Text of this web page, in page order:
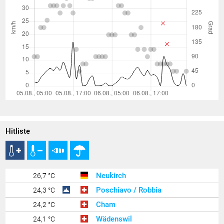
Hitliste
26,7 °C Neukirch
24,3 °C Poschiavo / Robbia
24,2 °C Cham
24,1 °C Wädenswil